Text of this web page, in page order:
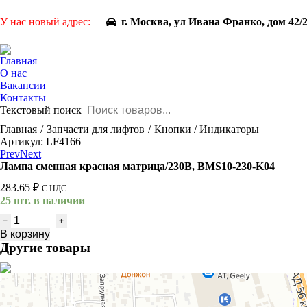
У нас новый адрес: г. Москва, ул Ивана Франко, дом 42/2
Главная
О нас
Вакансии
Контакты
Текстовый поиск
You are here:
Главная Запчасти для лифтов
Кнопки / Индикаторы
Артикул: LF4166
PrevNext
Лампа сменная красная матрица/230В, BMS10-230-K04
283.65 ₽ С НДС
25 шт. в наличии
Количество
товара
Лампа
сменная
красная
матрица/230В,
BMS10-
В корзину
Другие товары